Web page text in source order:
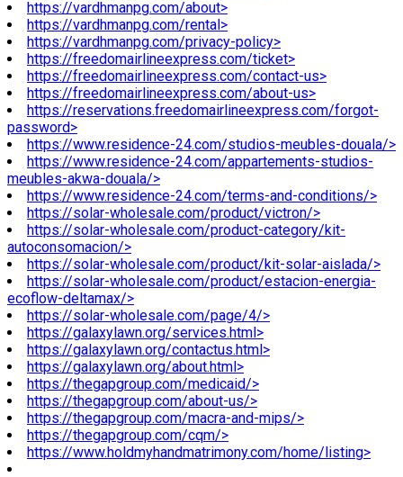
https://vardhmanpg.com/about>
https://vardhmanpg.com/rental>
https://vardhmanpg.com/privacy-policy>
https://freedomairlineexpress.com/ticket>
https://freedomairlineexpress.com/contact-us>
https://freedomairlineexpress.com/about-us>
https://reservations.freedomairlineexpress.com/forgot-
password>
https://www.residence-24.com/studios-meubles-douala/>
https://www.residence-24.com/appartements-studios-
meubles-akwa-douala/>
https://www.residence-24.com/terms-and-conditions/>
https://solar-wholesale.com/product/victron/>
https://solar-wholesale.com/product-category/kit-
autoconsomacion/>
https://solar-wholesale.com/product/kit-solar-aislada/>
https://solar-wholesale.com/product/estacion-energia-
ecoflow-deltamax/>
https://solar-wholesale.com/page/4/>
https://galaxylawn.org/services.html>
https://galaxylawn.org/contactus.html>
https://galaxylawn.org/about.html>
https://thegapgroup.com/medicaid/>
https://thegapgroup.com/about-us/>
https://thegapgroup.com/macra-and-mips/>
https://thegapgroup.com/cqm/>
https://www.holdmyhandmatrimony.com/home/listing>